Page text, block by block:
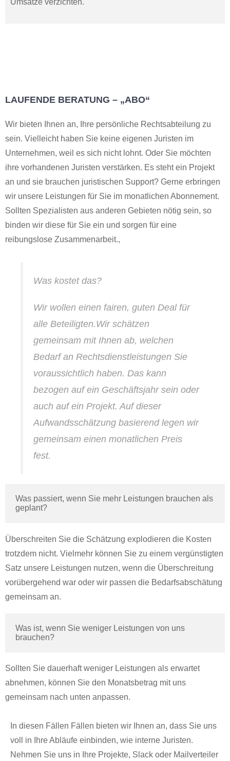
Umsätze verzichten.
LAUFENDE BERATUNG – „ABO“
Wir bieten Ihnen an, Ihre persönliche Rechtsabteilung zu
sein. Vielleicht haben Sie keine eigenen Juristen im
Unternehmen, weil es sich nicht lohnt. Oder Sie möchten
ihre vorhandenen Juristen verstärken. Es steht ein Projekt
an und sie brauchen juristischen Support? Gerne erbringen
wir unsere Leistungen für Sie im monatlichen Abonnement.
Sollten Spezialisten aus anderen Gebieten nötig sein, so
binden wir diese für Sie ein und sorgen für eine
reibungslose Zusammenarbeit.,
Was kostet das?
Wir wollen einen fairen, guten Deal für
alle Beteiligten.Wir schätzen
gemeinsam mit Ihnen ab, welchen
Bedarf an Rechtsdienstleistungen Sie
voraussichtlich haben. Das kann
bezogen auf ein Geschäftsjahr sein oder
auch auf ein Projekt. Auf dieser
Aufwandsschätzung basierend legen wir
gemeinsam einen monatlichen Preis
fest.
Was passiert, wenn Sie mehr Leistungen brauchen als
geplant?
Überschreiten Sie die Schätzung explodieren die Kosten
trotzdem nicht. Vielmehr können Sie zu einem vergünstigten
Satz unsere Leistungen nutzen, wenn die Überschreitung
vorübergehend war oder wir passen die Bedarfsabschätung
gemeinsam an.
Was ist, wenn Sie weniger Leistungen von uns
brauchen?
Sollten Sie dauerhaft weniger Leistungen als erwartet
abnehmen, können Sie den Monatsbetrag mit uns
gemeinsam nach unten anpassen.
In diesen Fällen Fällen bieten wir Ihnen an, dass Sie uns
voll in Ihre Abläufe einbinden, wie interne Juristen.
Nehmen Sie uns in Ihre Projekte, Slack oder Mailverteiler